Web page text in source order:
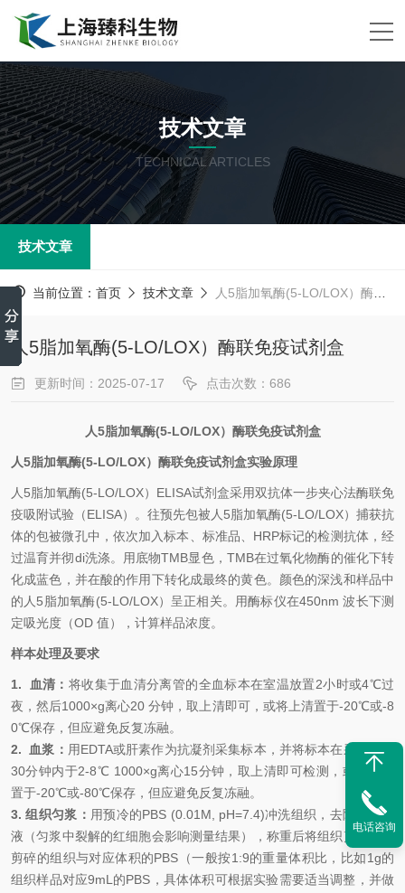
技术文章
TECHNICAL ARTICLES
技术文章
当前位置： 首页 技术文章 人5脂加氧酶(5-LO/LOX）酶联免疫试剂盒
人5脂加氧酶(5-LO/LOX）酶联免疫试剂盒
更新时间：2025-07-17 点击次数：686
人5脂加氧酶(5-LO/LOX） 酶联免疫试剂盒
人5脂加氧酶(5-LO/LOX） 酶联免疫试剂盒实验原理
人 5脂加氧酶(5-LO/LOX） ELISA试剂盒采用双抗体一步夹心法酶联免
疫吸附试验（ELISA）。往预先包被 人 5脂加氧酶(5-LO/LOX） 捕获抗
体的包被微孔中，依次加入标本、标准品、 HRP标记的检测抗体，经
过温育并彻di洗涤。用底物TMB显色，TMB在过氧化物酶的催化下转
化成蓝色，并在酸的作用下转化成最终的黄色。颜色的深浅和样品中
的 人 5脂加氧酶(5-LO/LOX） 呈正相关。用酶标仪在450nm 波长下测
定吸光度（OD 值），计算样品浓度。
样本处理及要求
1. 血清： 将收集于血清分离管的全血标本在室温放置2小时或4℃过
夜，然后1000×g离心20 分钟，取上清即可，或将上清置于-20℃或-8
0℃保存，但应避免反复冻融。
2.
血浆： 用EDTA或肝素作为抗凝剂采集标本，并将标本在采集后的
30分钟内于2-8℃ 1000×g离心15分钟，取上清即可检测，或将上清
置于-20℃或-80℃保存，但应避免反复冻融。
3. 组织匀浆： 用预冷的PBS (0.01M, pH=7.4)冲洗组织，去除残留血
液（匀浆中裂解的红细胞会影响测量结果），称重后将组织剪碎。将
剪碎的组织与对应体积的PBS（一般按1:9的重量体积比，比如1g的
组织样品对应9mL的PBS，具体体积可根据实验需要适当调整，并做
电话咨询